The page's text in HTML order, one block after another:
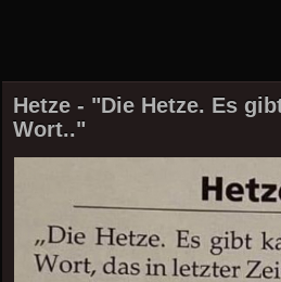
Hetze - "Die Hetze. Es
Wort.."